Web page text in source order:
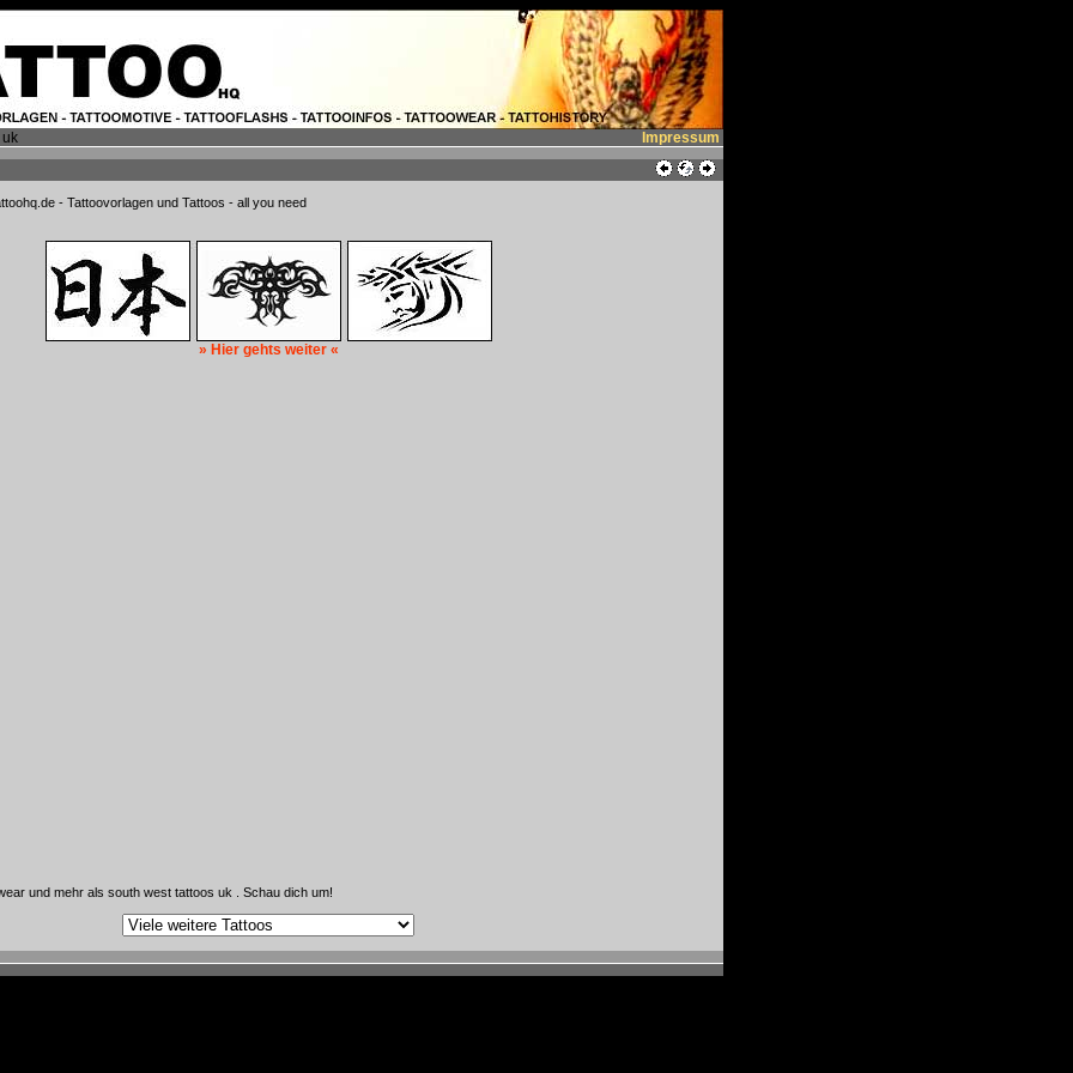
uk Impressum
- Tattoovorlagen und Tattoos - all you need
» Hier gehts weiter «
und mehr als south west tattoos uk . Schau dich um!